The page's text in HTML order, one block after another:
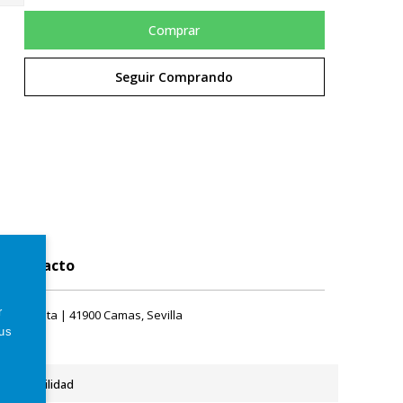
Comprar
Seguir Comprando
Contacto
Plata | 41900 Camas, Sevilla
Accesibilidad